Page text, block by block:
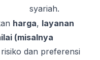
syariah.
harga, layanan
(misalnya
dan preferensi